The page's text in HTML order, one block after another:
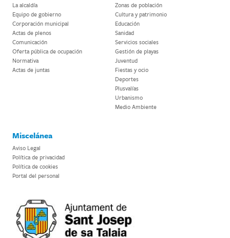
La alcaldía
Equipo de gobierno
Corporación municipal
Actas de plenos
Comunicación
Oferta pública de ocupación
Normativa
Actas de juntas
Zonas de población
Cultura y patrimonio
Educación
Sanidad
Servicios sociales
Gestión de playas
Juventud
Fiestas y ocio
Deportes
Plusvalías
Urbanismo
Medio Ambiente
Miscelánea
Aviso Legal
Política de privacidad
Política de cookies
Portal del personal